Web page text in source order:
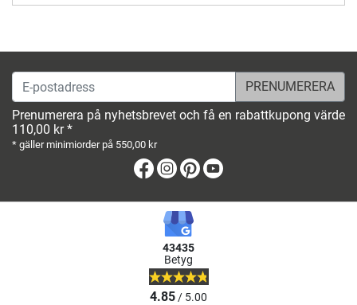
E-postadress
Prenumerera på nyhetsbrevet och få en rabattkupong värde
110,00 kr *
* gäller minimiorder på 550,00 kr
Facebook
Instagram
Pinterest
43435
Betyg
4.85/ 5.00